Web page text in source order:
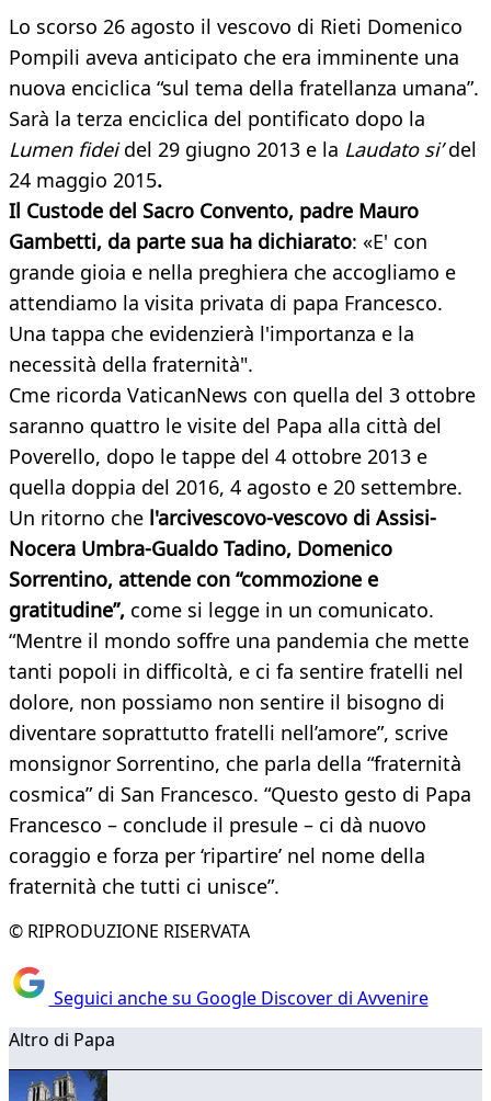
Lo scorso 26 agosto il vescovo di Rieti Domenico
Pompili aveva anticipato che era imminente una
nuova enciclica “sul tema della fratellanza umana”.
Sarà la terza enciclica del pontificato dopo la
Lumen fideidel 29 giugno 2013 e la Laudato si’del
24 maggio 2015.
Il Custode del Sacro Convento, padre Mauro
Gambetti, da parte sua ha dichiarato: «E' con
grande gioia e nella preghiera che accogliamo e
attendiamo la visita privata di papa Francesco.
Una tappa che evidenzierà l'importanza e la
necessità della fraternità".
Cme ricorda VaticanNews con quella del 3 ottobre
saranno quattro le visite del Papa alla città del
Poverello, dopo le tappe del 4 ottobre 2013 e
quella doppia del 2016, 4 agosto e 20 settembre.
Un ritorno che l'arcivescovo-vescovo di Assisi-
Nocera Umbra-Gualdo Tadino, Domenico
Sorrentino, attende con “commozione e
gratitudine”, come si legge in un comunicato.
“Mentre il mondo soffre una pandemia che mette
tanti popoli in difficoltà, e ci fa sentire fratelli nel
dolore, non possiamo non sentire il bisogno di
diventare soprattutto fratelli nell’amore”, scrive
monsignor Sorrentino, che parla della “fraternità
cosmica” di San Francesco. “Questo gesto di Papa
Francesco – conclude il presule – ci dà nuovo
coraggio e forza per ‘ripartire’ nel nome della
fraternità che tutti ci unisce”.
© RIPRODUZIONE RISERVATA
Seguici anche su Google Discover di Avvenire
Altro di Papa